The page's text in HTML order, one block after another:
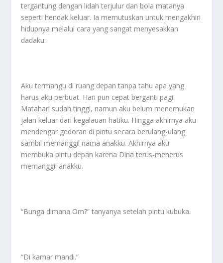
tergantung dengan lidah terjulur dan bola matanya
seperti hendak keluar. Ia memutuskan untuk mengakhiri
hidupnya melalui cara yang sangat menyesakkan
dadaku.
Aku termangu di ruang depan tanpa tahu apa yang
harus aku perbuat. Hari pun cepat berganti pagi.
Matahari sudah tinggi, namun aku belum menemukan
jalan keluar dari kegalauan hatiku. Hingga akhirnya aku
mendengar gedoran di pintu secara berulang-ulang
sambil memanggil nama anakku. Akhirnya aku
membuka pintu depan karena Dina terus-menerus
memanggil anakku.
“Bunga dimana Om?” tanyanya setelah pintu kubuka.
“Di kamar mandi.”